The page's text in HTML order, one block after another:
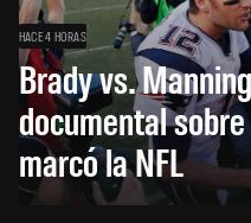
HACE 4 HORAS
Brady vs.
documental
marcó la NFL